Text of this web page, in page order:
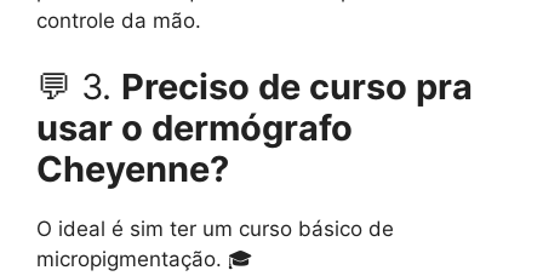
controle da mão.
💬 3. Preciso de curso pra
usar o dermógrafo
Cheyenne?
O ideal é sim ter um curso básico de
micropigmentação. 🎓